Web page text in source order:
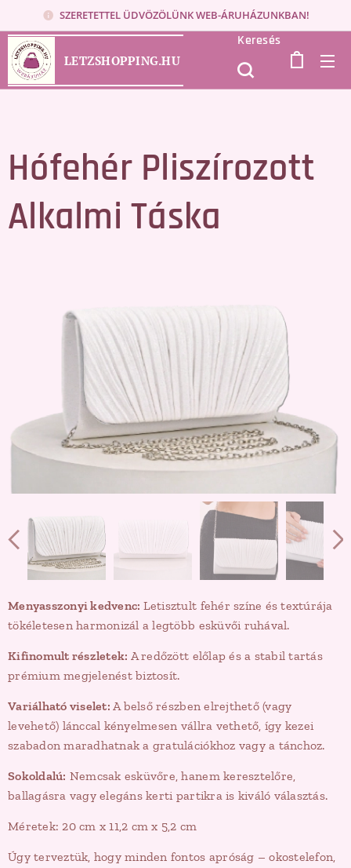
SZERETETTEL ÜDVÖZÖLÜNK WEB-ÁRUHÁZUNKBAN!
LETZSHOPPING.HU
Keresés
Hófehér Pliszírozott
Alkalmi Táska
Menyasszonyi kedvenc: Letisztult fehér színe és textúrája
tökéletesen harmonizál a legtöbb esküvői ruhával.
Kifinomult részletek: A redőzött előlap és a stabil tartás
prémium megjelenést biztosít.
Variálható viselet:A belső részben elrejthető (vagy
levehető) lánccal kényelmesen vállra vethető, így kezei
szabadon maradhatnak a gratulációkhoz vagy a tánchoz.
Sokoldalú: Nemcsak esküvőre, hanem keresztelőre,
ballagásra vagy elegáns kerti partikra is kiváló választás.
Méretek: 20 cm x 11,2 cm x 5,2 cm
Úgy terveztük, hogy minden fontos apróság – okostelefon,